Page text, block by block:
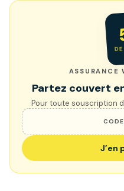
ASSURANCE
Partez couvert
Pour toute souscription
CODE
J’en